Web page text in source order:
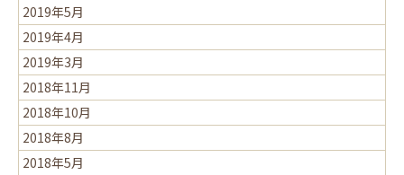
2019年5月
2019年4月
2019年3月
2018年11月
2018年10月
2018年8月
2018年5月